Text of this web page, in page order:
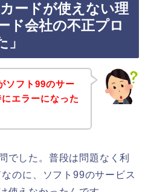
ードが使えない理
ド会社の不正プロ
ソフト99のサー
エラーになった
でした。普段は問題なく利
のに、ソフト99のサービス